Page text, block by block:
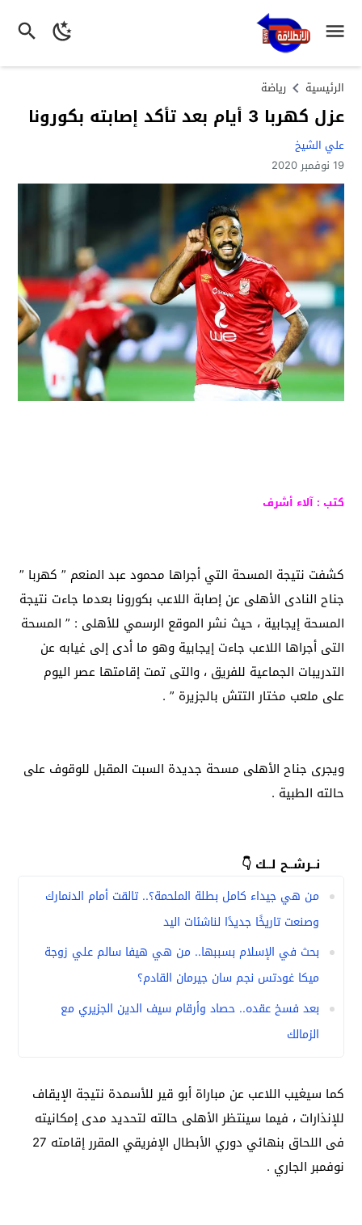
الرئيسية رياضة
عزل كهربا 3 أيام بعد تأكد إصابته بكورونا
علي الشيخ
19 نوفمبر 2020
كتب : آلاء أشرف
كشفت نتيجة المسحة التي أجراها محمود عبد المنعم ” كهربا ”
جناح النادى الأهلى عن إصابة اللاعب بكورونا بعدما جاءت نتيجة
المسحة إيجابية ، حيث نشر الموقع الرسمي للأهلى : ” المسحة
التى أجراها اللاعب جاءت إيجابية وهو ما أدى إلى غيابه عن
التدريبات الجماعية للفريق ، والتى تمت إقامتها عصر اليوم
على ملعب مختار التتش بالجزيرة ” .
ويجرى جناح الأهلى مسحة جديدة السبت المقبل للوقوف على
حالته الطبية .
نــرشــح لــك 👇
من هي جيداء كامل بطلة الملحمة؟.. تالقت أمام الدنمارك
وصنعت تاريخًا جديدًا لناشئات اليد
بحث في الإسلام بسببها.. من هي هيفا سالم علي زوجة
ميكا غودتس نجم سان جيرمان القادم؟
بعد فسخ عقده.. حصاد وأرقام سيف الدين الجزيري مع
الزمالك
كما سيغيب اللاعب عن مباراة أبو قير للأسمدة نتيجة الإيقاف
للإنذارات ، فيما سينتظر الأهلى حالته لتحديد مدى إمكانيته
فى اللحاق بنهائي دوري الأبطال الإفريقي المقرر إقامته 27
نوفمبر الجاري .